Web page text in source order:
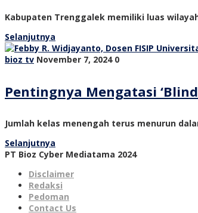
Kabupaten Trenggalek memiliki luas
Selanjutnya
bioz tv November 7, 2024 0
Pentingnya Mengatasi
Jumlah kelas menengah terus menurun
Selanjutnya
PT Bioz Cyber Mediatama 2024
Disclaimer
Redaksi
Pedoman
Contact Us